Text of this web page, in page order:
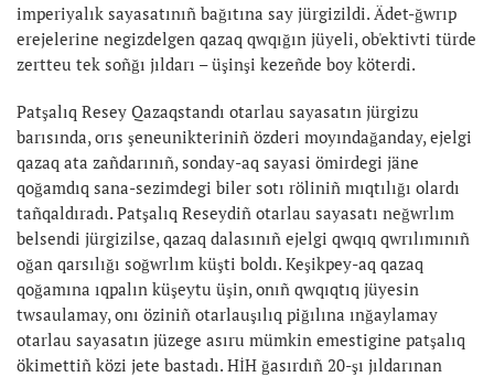
imperiyalık sayasatınıñ bağıtına say jürgizildi. Ädet-ğwrıp
erejelerine negizdelgen qazaq qwqığın jüyeli, ob'ektivti türde
zertteu tek soñğı jıldarı – üşinşi kezeñde boy köterdi.
Patşalıq Resey Qazaqstandı otarlau sayasatın jürgizu
barısında, orıs şeneunikteriniñ özderi moyındağanday, ejelgi
qazaq ata zañdarınıñ, sonday-aq sayasi ömirdegi jäne
qoğamdıq sana-sezimdegi biler sotı röliniñ mıqtılığı olardı
tañqaldıradı. Patşalıq Reseydiñ otarlau sayasatı neğwrlım
belsendi jürgizilse, qazaq dalasınıñ ejelgi qwqıq qwrılımınıñ
oğan qarsılığı soğwrlım küşti boldı. Keşikpey-aq qazaq
qoğamına ıqpalın küşeytu üşin, onıñ qwqıqtıq jüyesin
twsaulamay, onı öziniñ otarlauşılıq piğılına ınğaylamay
otarlau sayasatın jüzege asıru mümkin emestigine patşalıq
ökimettiñ közi jete bastadı. HİH ğasırdıñ 20-şı jıldarınan